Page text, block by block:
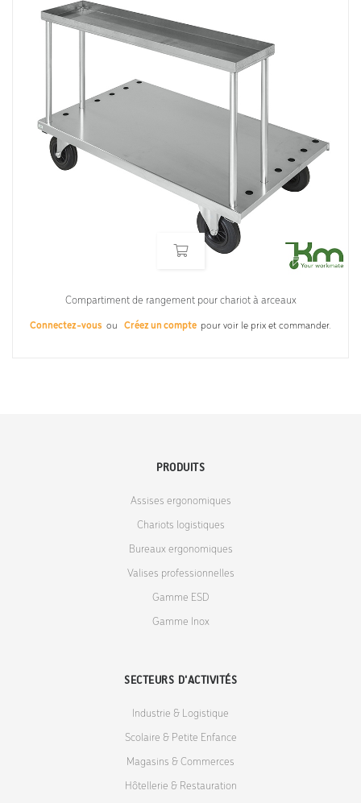
Compartiment de rangement pour chariot à arceaux
Connectez-vous ou Créez un compte pour voir le prix et commander.
PRODUITS
Assises ergonomiques
Chariots logistiques
Bureaux ergonomiques
Valises professionnelles
Gamme ESD
Gamme Inox
SECTEURS D'ACTIVITÉS
Industrie & Logistique
Scolaire & Petite Enfance
Magasins & Commerces
Hôtellerie & Restauration